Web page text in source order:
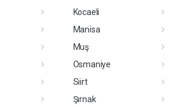
Kocaeli
Manisa
Muş
Osmaniye
Siirt
Şırnak